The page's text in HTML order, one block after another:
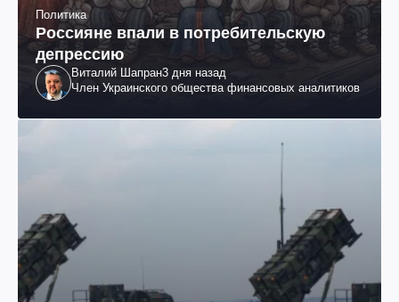
Политика
Россияне впали в потребительскую
депрессию
Виталий Шапран3 дня назад
Член Украинского общества финансовых аналитиков